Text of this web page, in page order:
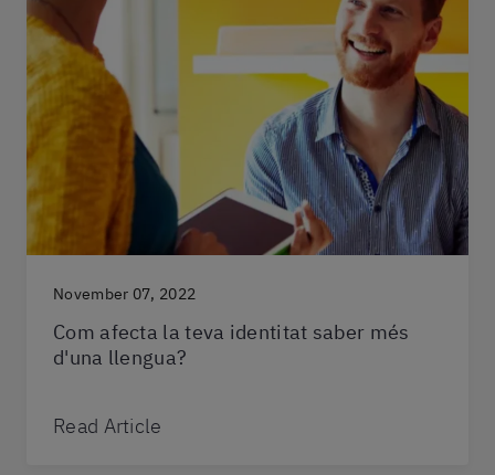
November 07, 2022
Com afecta la teva identitat saber més
d'una llengua?
Read Article